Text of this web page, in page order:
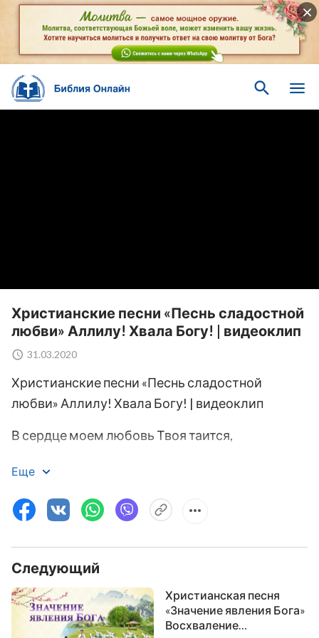
Христианские песни «Песнь сладостной
любви» Аллилу! Хвала Богу! | видеоклип
31.03.2020
Христианские песни «Песнь сладостной
любви» Аллилу! Хвала Богу! | видеоклип
В сердце моем любовь Твоя таится,
нежно она ведет меня ближе к Тебе.
Забота о сердце Твоем мое делает лучше.
это все, что нужно мне.
Слова Твои ведут мое сердце, я следую за
Тобой.
Еще
Следующий
Христианская песня
«Значение явления Бога»
Восхваление